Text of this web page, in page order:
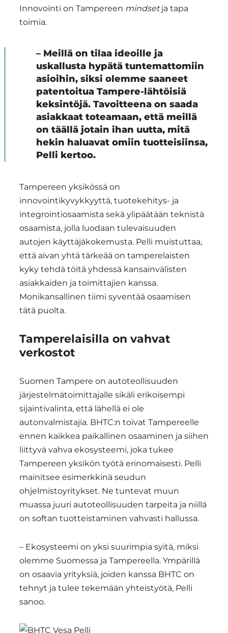
Innovointi on Tampereen mindsetja tapa
toimia.
– Meillä on tilaa ideoille ja
uskallusta hypätä tuntemattomiin
asioihin, siksi olemme saaneet
patentoitua Tampere-lähtöisiä
keksintöjä. Tavoitteena on saada
asiakkaat toteamaan, että meillä
on täällä jotain ihan uutta, mitä
hekin haluavat omiin tuotteisiinsa,
Pelli kertoo.
Tampereen yksikössä on
innovointikyvykkyyttä, tuotekehitys- ja
integrointiosaamista sekä ylipäätään teknistä
osaamista, jolla luodaan tulevaisuuden
autojen käyttäjäkokemusta. Pelli muistuttaa,
että aivan yhtä tärkeää on tamperelaisten
kyky tehdä töitä yhdessä kansainvälisten
asiakkaiden ja toimittajien kanssa.
Monikansallinen tiimi syventää osaamisen
tätä puolta.
Tamperelaisilla on vahvat
verkostot
Suomen Tampere on autoteollisuuden
järjestelmätoimittajalle sikäli erikoisempi
sijaintivalinta, että lähellä ei ole
autonvalmistajia. BHTC:n toivat Tampereelle
ennen kaikkea paikallinen osaaminen ja siihen
liittyvä vahva ekosysteemi, joka tukee
Tampereen yksikön työtä erinomaisesti. Pelli
mainitsee esimerkkinä seudun
ohjelmistoyritykset. Ne tuntevat muun
muassa juuri autoteollisuuden tarpeita ja niillä
on softan tuotteistaminen vahvasti hallussa.
– Ekosysteemi on yksi suurimpia syitä, miksi
olemme Suomessa ja Tampereella. Ympärillä
on osaavia yrityksiä, joiden kanssa BHTC on
tehnyt ja tulee tekemään yhteistyötä, Pelli
sanoo.